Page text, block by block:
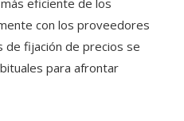
con los proveedores
de fijación de precios se
para afrontar